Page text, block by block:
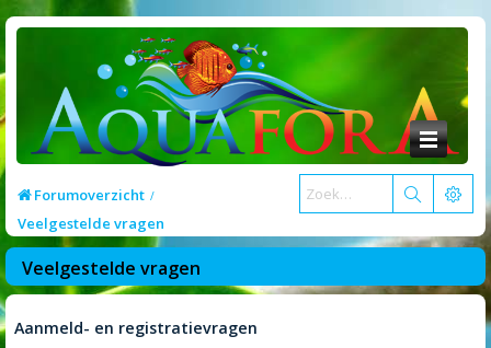
Forumoverzicht
Veelgestelde vragen
Veelgestelde vragen
Aanmeld- en registratievragen